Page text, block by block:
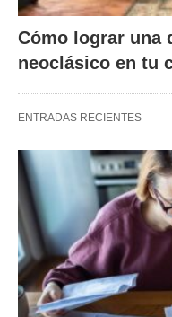
Cómo lograr una
neoclásico en tu
ENTRADAS RECIENTES